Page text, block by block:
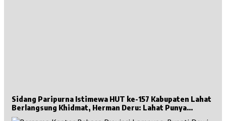
Sidang Paripurna Istimewa HUT ke-157 Kabupaten Lahat
Berlangsung Khidmat, Herman Deru: Lahat Punya
Sejarah Besar untuk Sumsel